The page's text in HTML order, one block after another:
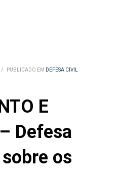
/ PUBLICADO EM DEFESA CIVIL
E
Defesa
os